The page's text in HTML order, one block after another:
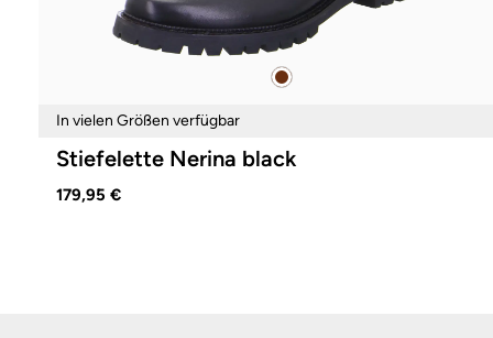
braun
In vielen Größen verfügbar
Stiefelette Nerina black
179,95 €